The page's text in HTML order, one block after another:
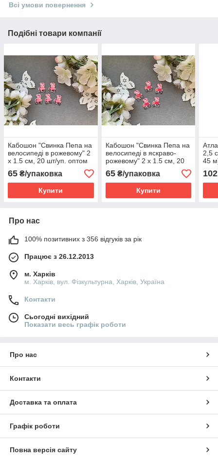
Всі умови повернення
Подібні товари компанії
Кабошон "Свинка Пепа на
велосипеді в рожевому" 2
х 1.5 см, 20 шт/уп. оптом
65 ₴/упаковка
Купити
Кабошон "Свинка Пепа на
велосипеді в яскраво-
рожевому" 2 х 1.5 см, 20
шт/уп. оптом
65₴/упаковка
Купити
2,5
45
102
Про нас
100% позитивних з 356 відгуків за рік
Працює з 26.12.2013
м. Харків
м. Харків, вул. Фізкультурна, Харків, Україна
Контакти
Сьогодні вихідний
Показати весь графік роботи
Про нас
Контакти
Доставка та оплата
Графік роботи
Повна версія сайту